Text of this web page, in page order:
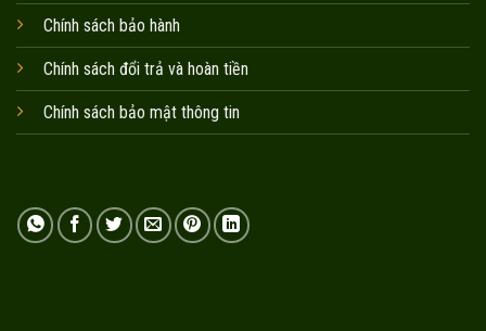
Chính sách bảo hành
Chính sách đổi trả và hoàn tiền
Chính sách bảo mật thông tin